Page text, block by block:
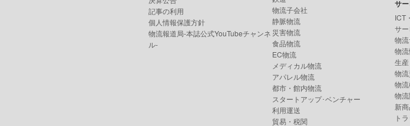
記事の利用
個人情報保護方針
物流報道局-本誌公式YouTubeチャンネ
ル-
物流子会社
静脈物流
災害物流
食品物流
EC物流
メディカル物流
アパレル物流
都市・館内物流
スタートアップ･ベンチャー
利用運送
貿易・税関
サ
ICT
サ
物
物
生
物
物
物
新
ト